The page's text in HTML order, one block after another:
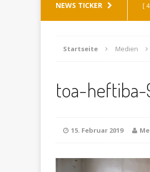
NEWS TICKER [
[
[
[
Startseite Medien
toa-heftiba-
15. Februar 2019